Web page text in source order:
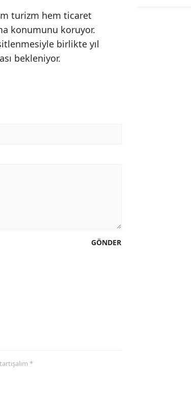
turizm hem ticaret
konumunu koruyor.
birlikte yıl
bekleniyor.
GÖNDER
*